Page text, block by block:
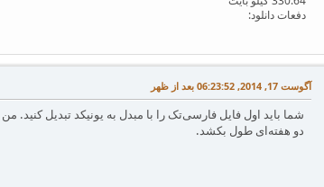
دفعات دانلود:
آگوست 17, 2014, 06:23:52 بعد از ظهر
شما باید اول فایل فارسی‌تک را با مبدل به یونیکد تبدیل کنید.
دو هفته‌ای طول بکشد.